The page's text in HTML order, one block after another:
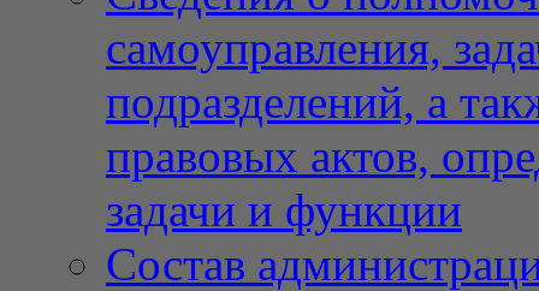
самоуправления,
подразделений, а
правовых актов,
задачи и функции
Состав